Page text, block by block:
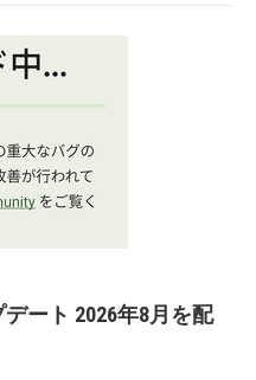
デート 2026年8月を配